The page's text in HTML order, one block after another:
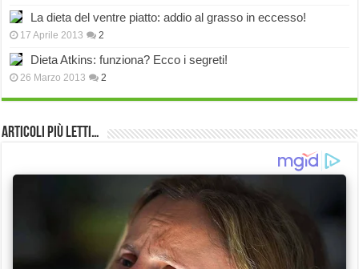
La dieta del ventre piatto: addio al grasso in eccesso!
17 Aprile 2013 2
Dieta Atkins: funziona? Ecco i segreti!
26 Marzo 2013 2
Articoli più Letti…